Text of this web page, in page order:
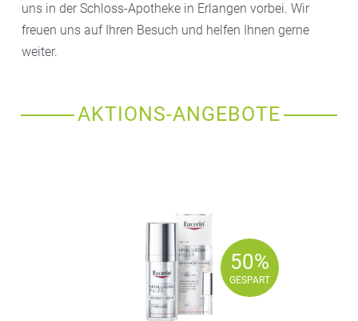
uns in der Schloss-Apotheke in Erlangen vorbei. Wir
freuen uns auf Ihren Besuch und helfen Ihnen gerne
weiter.
AKTIONS-ANGEBOTE
50%
GESPART
50%
GESPART